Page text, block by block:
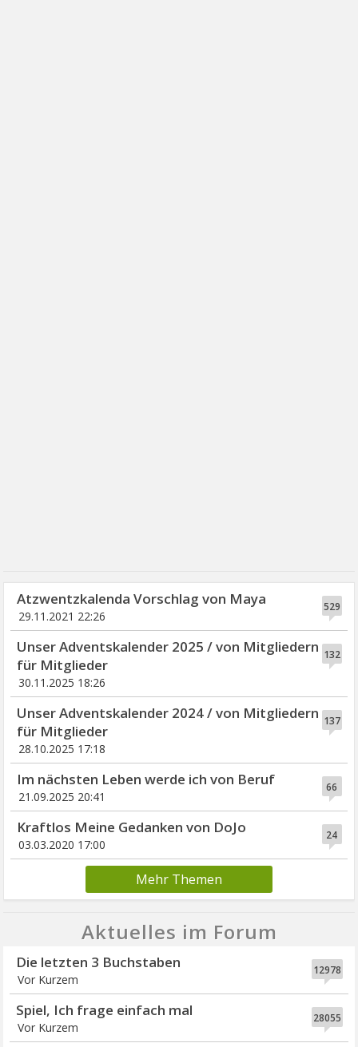
529
Atzwentzkalenda Vorschlag von Maya
29.11.2021 22:26
132
Unser Adventskalender 2025 / von Mitgliedern
für Mitglieder
30.11.2025 18:26
137
Unser Adventskalender 2024 / von Mitgliedern
für Mitglieder
28.10.2025 17:18
66
Im nächsten Leben werde ich von Beruf
21.09.2025 20:41
24
Kraftlos Meine Gedanken von DoJo
03.03.2020 17:00
Mehr Themen
Aktuelles im Forum
12978
Die letzten 3 Buchstaben
Vor Kurzem
28055
Spiel, Ich frage einfach mal
Vor Kurzem